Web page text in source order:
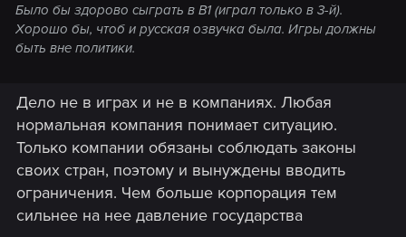
Было бы здорово сыграть в В1 (играл только в 3-й).
Хорошо бы, чтоб и русская озвучка была. Игры должны
быть вне политики.
Дело не в играх и не в компаниях. Любая
нормальная компания понимает ситуацию.
Только компании обязаны соблюдать законы
своих стран, поэтому и вынуждены вводить
ограничения. Чем больше корпорация тем
сильнее на нее давление государства